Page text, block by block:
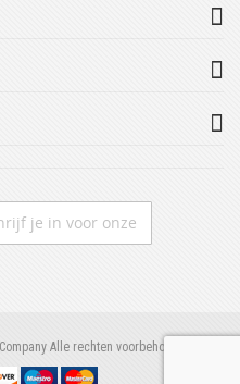
Alle rechten voorbehouden.